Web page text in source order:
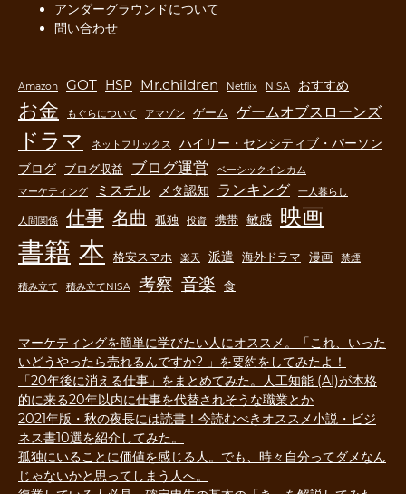
アンダーグラウンドについて
問い合わせ
Amazon GOT HSP Mr.children Netflix NISA おすすめ
お金 もぐらについて アマゾン ゲーム ゲームオブスローンズ
ドラマ ネットフリックス
ハイリー・センシティブ・パーソン
ブログ
ブログ収益 ブログ運営
ベーシックインカム
マーケティング
ミスチル メタ認知 ランキング 一人暮らし
人間関係 仕事 名曲 孤独 投資 携帯 敏感 映画
書籍 本 格安スマホ 楽天 派遣 海外ドラマ 漫画 禁煙
積み立て 積み立てNISA 考察 音楽 食
マーケティングを簡単に学びたい人にオススメ。「これ、いった
いどうやったら売れるんですか? 」を要約をしてみたよ！
「20年後に消える仕事」をまとめてみた。人工知能 (AI)が本格
的に来る20年以内に仕事を代替されそうな職業とか
2021年版・秋の夜長には読書！今読むべきオススメ小説・ビジ
ネス書10選を紹介してみた。
孤独にいることに価値を感じる人。でも、時々自分ってダメなん
じゃないかと思ってしまう人へ。